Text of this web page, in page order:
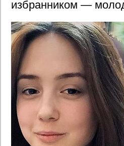
избранником —